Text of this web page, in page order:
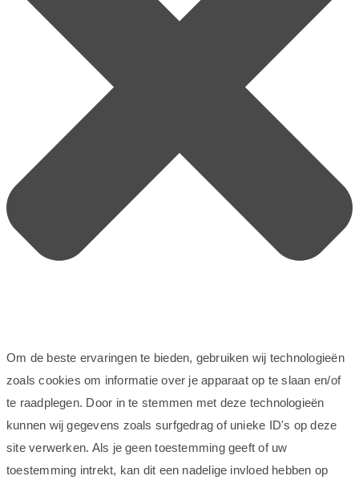
Om de beste ervaringen te bieden, gebruiken wij technologieën
zoals cookies om informatie over je apparaat op te slaan en/of
te raadplegen. Door in te stemmen met deze technologieën
kunnen wij gegevens zoals surfgedrag of unieke ID's op deze
site verwerken. Als je geen toestemming geeft of uw
toestemming intrekt, kan dit een nadelige invloed hebben op